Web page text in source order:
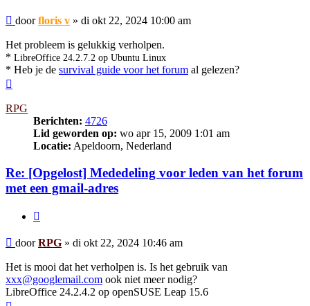
Bericht
doorfloris v » di okt 22, 2024 10:00 am
Het probleem is gelukkig verholpen.
* LibreOffice 24.2.7.2 op Ubuntu Linux
* Heb je de survival guide voor het forum al gelezen?
RPG
Berichten: 4726
Lid geworden op: wo apr 15, 2009 1:01 am
Locatie: Apeldoorn, Nederland
Re: [Opgelost] Mededeling voor leden van het forum
met een gmail-adres
Bericht
doorRPG » di okt 22, 2024 10:46 am
Het is mooi dat het verholpen is. Is het gebruik van
xxx@googlemail.com ook niet meer nodig?
LibreOffice 24.2.4.2 op openSUSE Leap 15.6